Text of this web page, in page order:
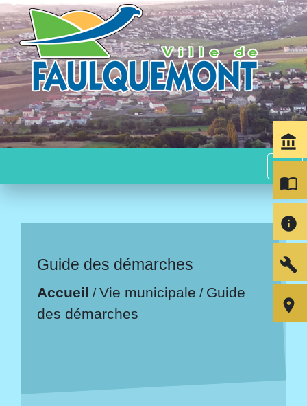
menu
Guide des démarches
Accueil /Vie municipale / Guide
des démarches
account_balance
import_contacts
info
build
room